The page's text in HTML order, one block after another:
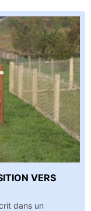
VERS
dans un